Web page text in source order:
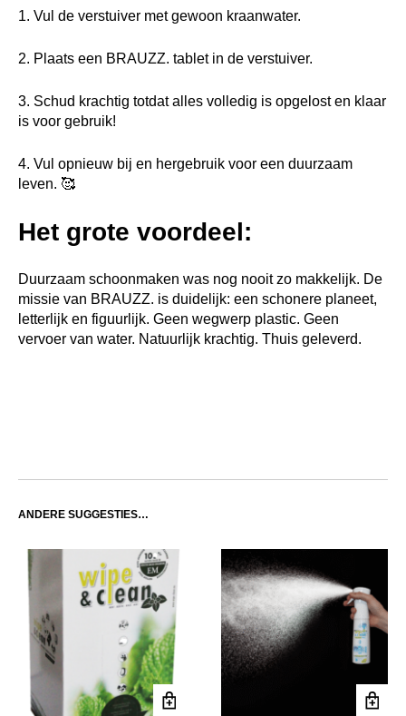
1. Vul de verstuiver met gewoon kraanwater.
2. Plaats een BRAUZZ. tablet in de verstuiver.
3. Schud krachtig totdat alles volledig is opgelost en klaar
is voor gebruik!
4. Vul opnieuw bij en hergebruik voor een duurzaam
leven. 🥰
Het grote voordeel:
Duurzaam schoonmaken was nog nooit zo makkelijk. De
missie van BRAUZZ. is duidelijk: een schonere planeet,
letterlijk en figuurlijk. Geen wegwerp plastic. Geen
vervoer van water. Natuurlijk krachtig. Thuis geleverd.
ANDERE SUGGESTIES…